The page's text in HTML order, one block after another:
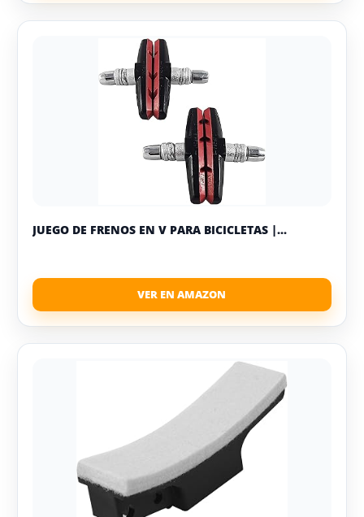
JUEGO DE FRENOS EN V PARA BICICLETAS |...